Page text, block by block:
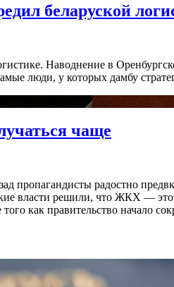
беларуской
Наводнение в
люди, у которых дамбу
чаще
пропагандисты радостно
власти решили, что ЖКХ — это
как правительство начало